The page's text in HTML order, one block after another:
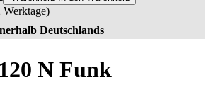
Deutschlands
N Funk